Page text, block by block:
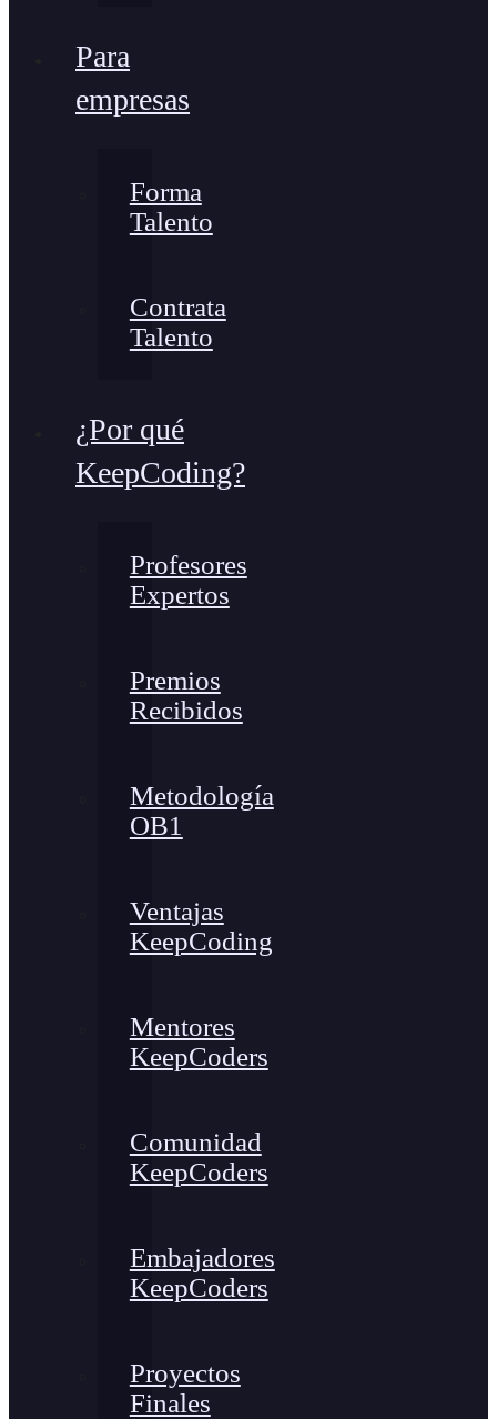
Para
empresas
Forma
Talento
Contrata
Talento
¿Por qué
KeepCoding?
Profesores
Expertos
Premios
Recibidos
Metodología
OB1
Ventajas
KeepCoding
Mentores
KeepCoders
Comunidad
KeepCoders
Embajadores
KeepCoders
Proyectos
Finales